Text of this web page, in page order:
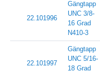
22.101996
Gängtapp
UNC 3/8-
16 Grad
N410-3
22.101997
Gängtapp
UNC 5/16-
18 Grad